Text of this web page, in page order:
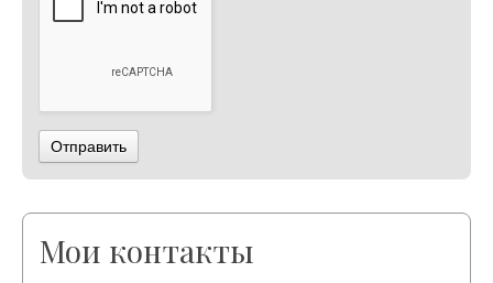
Отправить
Мои контакты